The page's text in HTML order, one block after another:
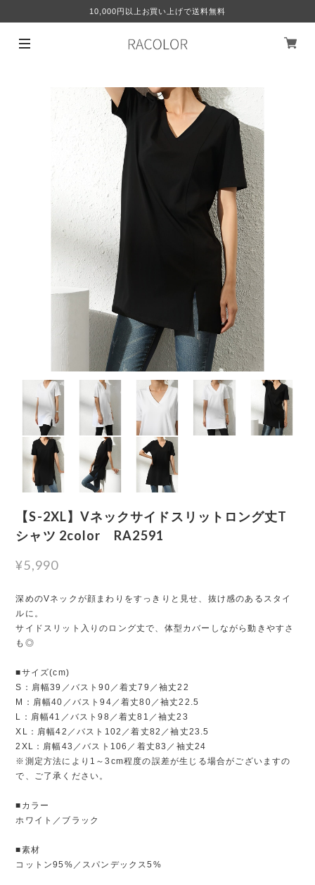
10,000円以上お買い上げで送料無料
【S-2XL】Vネックサイドスリットロング丈T
シャツ 2color RA2591
¥5,990
深めのVネックが顔まわりをすっきりと見せ、抜け感のあるスタイ
ルに。
サイドスリット入りのロング丈で、体型カバーしながら動きやすさ
も◎
■サイズ(cm)
S：肩幅39／バスト90／着丈79／袖丈22
M：肩幅40／バスト94／着丈80／袖丈22.5
L：肩幅41／バスト98／着丈81／袖丈23
XL：肩幅42／バスト102／着丈82／袖丈23.5
2XL：肩幅43／バスト106／着丈83／袖丈24
※測定方法により1～3cm程度の誤差が生じる場合がございますの
で、ご了承ください。
■カラー
ホワイト／ブラック
■素材
コットン95%／スパンデックス5%